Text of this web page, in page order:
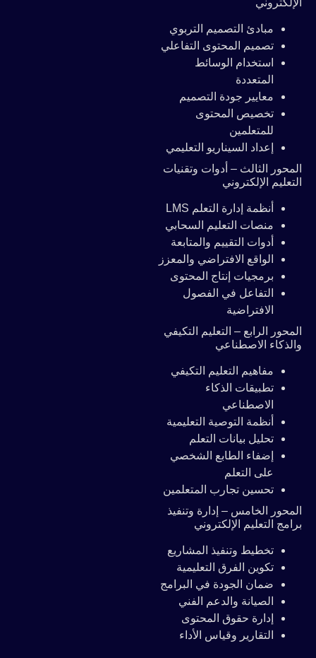
الإلكتروني
مبادئ التصميم التربوي
تصميم المحتوى التفاعلي
استخدام الوسائط
المتعددة
معايير جودة التصميم
تخصيص المحتوى
للمتعلمين
إعداد السيناريو التعليمي
المحور الثالث – أدوات وتقنيات
التعليم الإلكتروني
أنظمة إدارة التعلم LMS
منصات التعليم السحابي
أدوات التقييم والمتابعة
الواقع الافتراضي والمعزز
برمجيات إنتاج المحتوى
التفاعل في الفصول
الافتراضية
المحور الرابع – التعليم التكيفي
والذكاء الاصطناعي
مفاهيم التعليم التكيفي
تطبيقات الذكاء
الاصطناعي
أنظمة التوصية التعليمية
تحليل بيانات التعلم
إضفاء الطابع الشخصي
على التعلم
تحسين تجارب المتعلمين
المحور الخامس – إدارة وتنفيذ
برامج التعليم الإلكتروني
تخطيط وتنفيذ المشاريع
تكوين الفرق التعليمية
ضمان الجودة في البرامج
الصيانة والدعم الفني
إدارة حقوق المحتوى
التقارير وقياس الأداء